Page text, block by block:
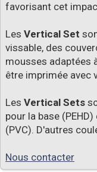
favorisant cet
Les Vertical Set
vissable, des
mousses adaptées
être imprimée avec
Les Vertical Sets
pour la base
(PVC). D'autres
Nous contacter